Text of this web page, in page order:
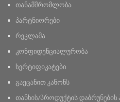
თანამშრომლობა
პარტნიორები
რეკლამა
კონფიდენციალურობა
სერტიფიკატები
გაეცანით კანონს
თანხის/პროდუქტის